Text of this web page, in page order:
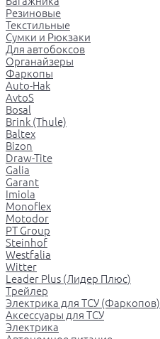
Резиновые
Текстильные
Сумки и Рюкзаки
Для автобоксов
Органайзеры
Фаркопы
Auto-Hak
AvtoS
Bosal
Brink (Thule)
Baltex
Bizon
Draw-Tite
Galia
Garant
Imiola
Monoflex
Motodor
PT Group
Steinhof
Westfalia
Witter
Leader Plus (Лидер Плюс)
Трейлер
Электрика для ТСУ (Фаркопов)
Аксессуары для ТСУ
Электрика